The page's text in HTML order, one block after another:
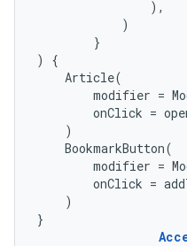
),
)
}
)
{
Article(
modifier =
onClick =
)
BookmarkButton(
modifier =
onClick =
)
}